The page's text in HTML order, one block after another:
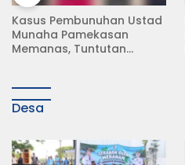
Kasus Pembunuhan Ustad
Munaha Pamekasan
Memanas, Tuntutan
Desa